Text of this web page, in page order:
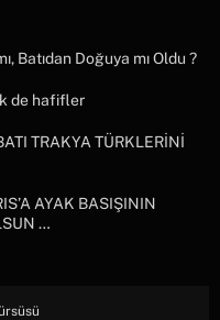
Batıdan Doğuya mı Oldu ?
de hafifler
TRAKYA TÜRKLERİNİ
AYAK BASIŞININ
…